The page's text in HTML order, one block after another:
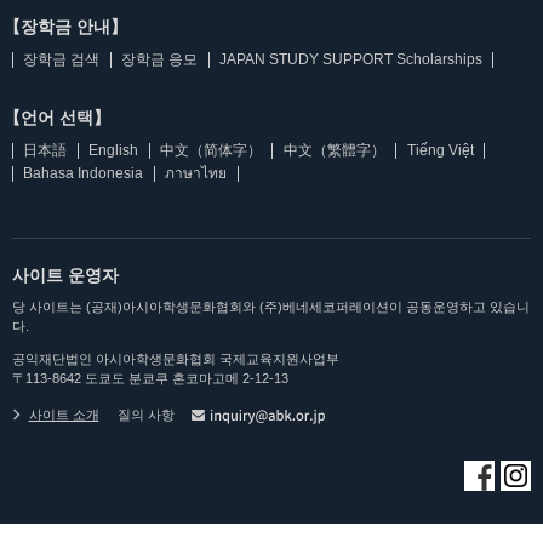
【장학금 안내】
장학금 검색 장학금 응모 JAPAN STUDY SUPPORT Scholarships
【언어 선택】
日本語 English 中文（简体字） 中文（繁體字）
Tiếng Việt
Bahasa Indonesia
ภาษาไทย
사이트 운영자
당 사이트는 (공재)아시아학생문화협회와 (주)베네세코퍼레이션이 공동운영하고 있습니
다.
공익재단법인 아시아학생문화협회 국제교육지원사업부
〒113-8642 도쿄도 분쿄쿠 혼코마고메 2-12-13
사이트 소개 질의 사항